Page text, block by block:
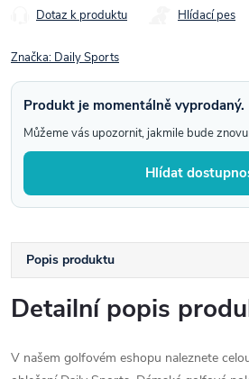
Dotaz k produktu Hlídací pes
Značka: Daily Sports
Produkt je momentálně vyprodaný.
Můžeme vás upozornit, jakmile bude
Hlídat
Popis produktu
Detailní popis
V našem golfovém eshopu naleznete